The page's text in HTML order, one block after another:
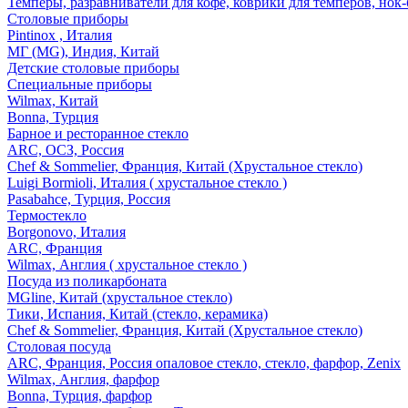
Столовые приборы
Pintinox , Италия
МГ (MG), Индия, Китай
Детские столовые приборы
Специальные приборы
Wilmax, Китай
Bonna, Турция
Барное и ресторанное стекло
ARC, ОСЗ, Россия
Chef & Sommelier, Франция, Китай (Хрустальное стекло)
Luigi Bormioli, Италия ( хрустальное стекло )
Pasabahce, Турция, Россия
Термостекло
Borgonovo, Италия
ARC, Франция
Wilmax, Англия ( хрустальное стекло )
Посуда из поликарбоната
MGline, Китай (хрустальное стекло)
Тики, Испания, Китай (стекло, керамика)
Chef & Sommelier, Франция, Китай (Хрустальное стекло)
Столовая посуда
ARC, Франция, Россия опаловое стекло, стекло, фарфор, Zenix
Wilmax, Англия, фарфор
Bonna, Турция, фарфор